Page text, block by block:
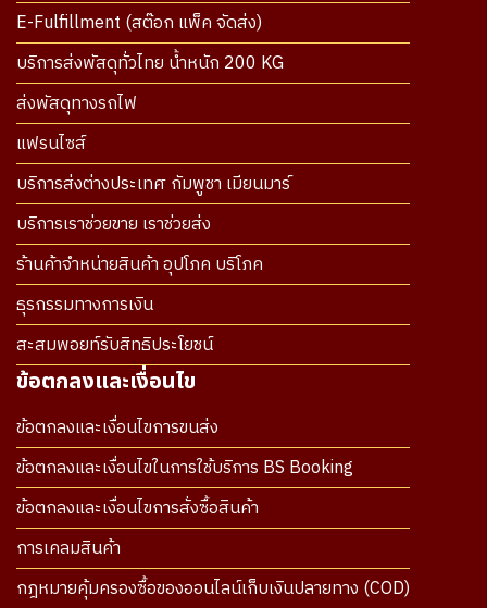
E-Fulfillment (สต๊อก แพ็ค จัดส่ง)
บริการส่งพัสดุทั่วไทย น้ำหนัก 200 KG
ส่งพัสดุทางรถไฟ
แฟรนไซส์
บริการส่งต่างประเทศ กัมพูชา เมียนมาร์
บริการเราช่วยขาย เราช่วยส่ง
ร้านค้าจำหน่ายสินค้า อุปโภค บริโภค
ธุรกรรมทางการเงิน
สะสมพอยท์รับสิทธิประโยชน์
ข้อตกลงและเงื่อนไข
ข้อตกลงและเงื่อนไขการขนส่ง
ข้อตกลงและเงื่อนไขในการใช้บริการ BS Booking
ข้อตกลงและเงื่อนไขการสั่งซื้อสินค้า
การเคลมสินค้า
กฎหมายคุ้มครองซื้อของออนไลน์เก็บเงินปลายทาง (COD)